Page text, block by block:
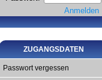
Anmelden
ZUGANGSDATEN
Passwort vergessen